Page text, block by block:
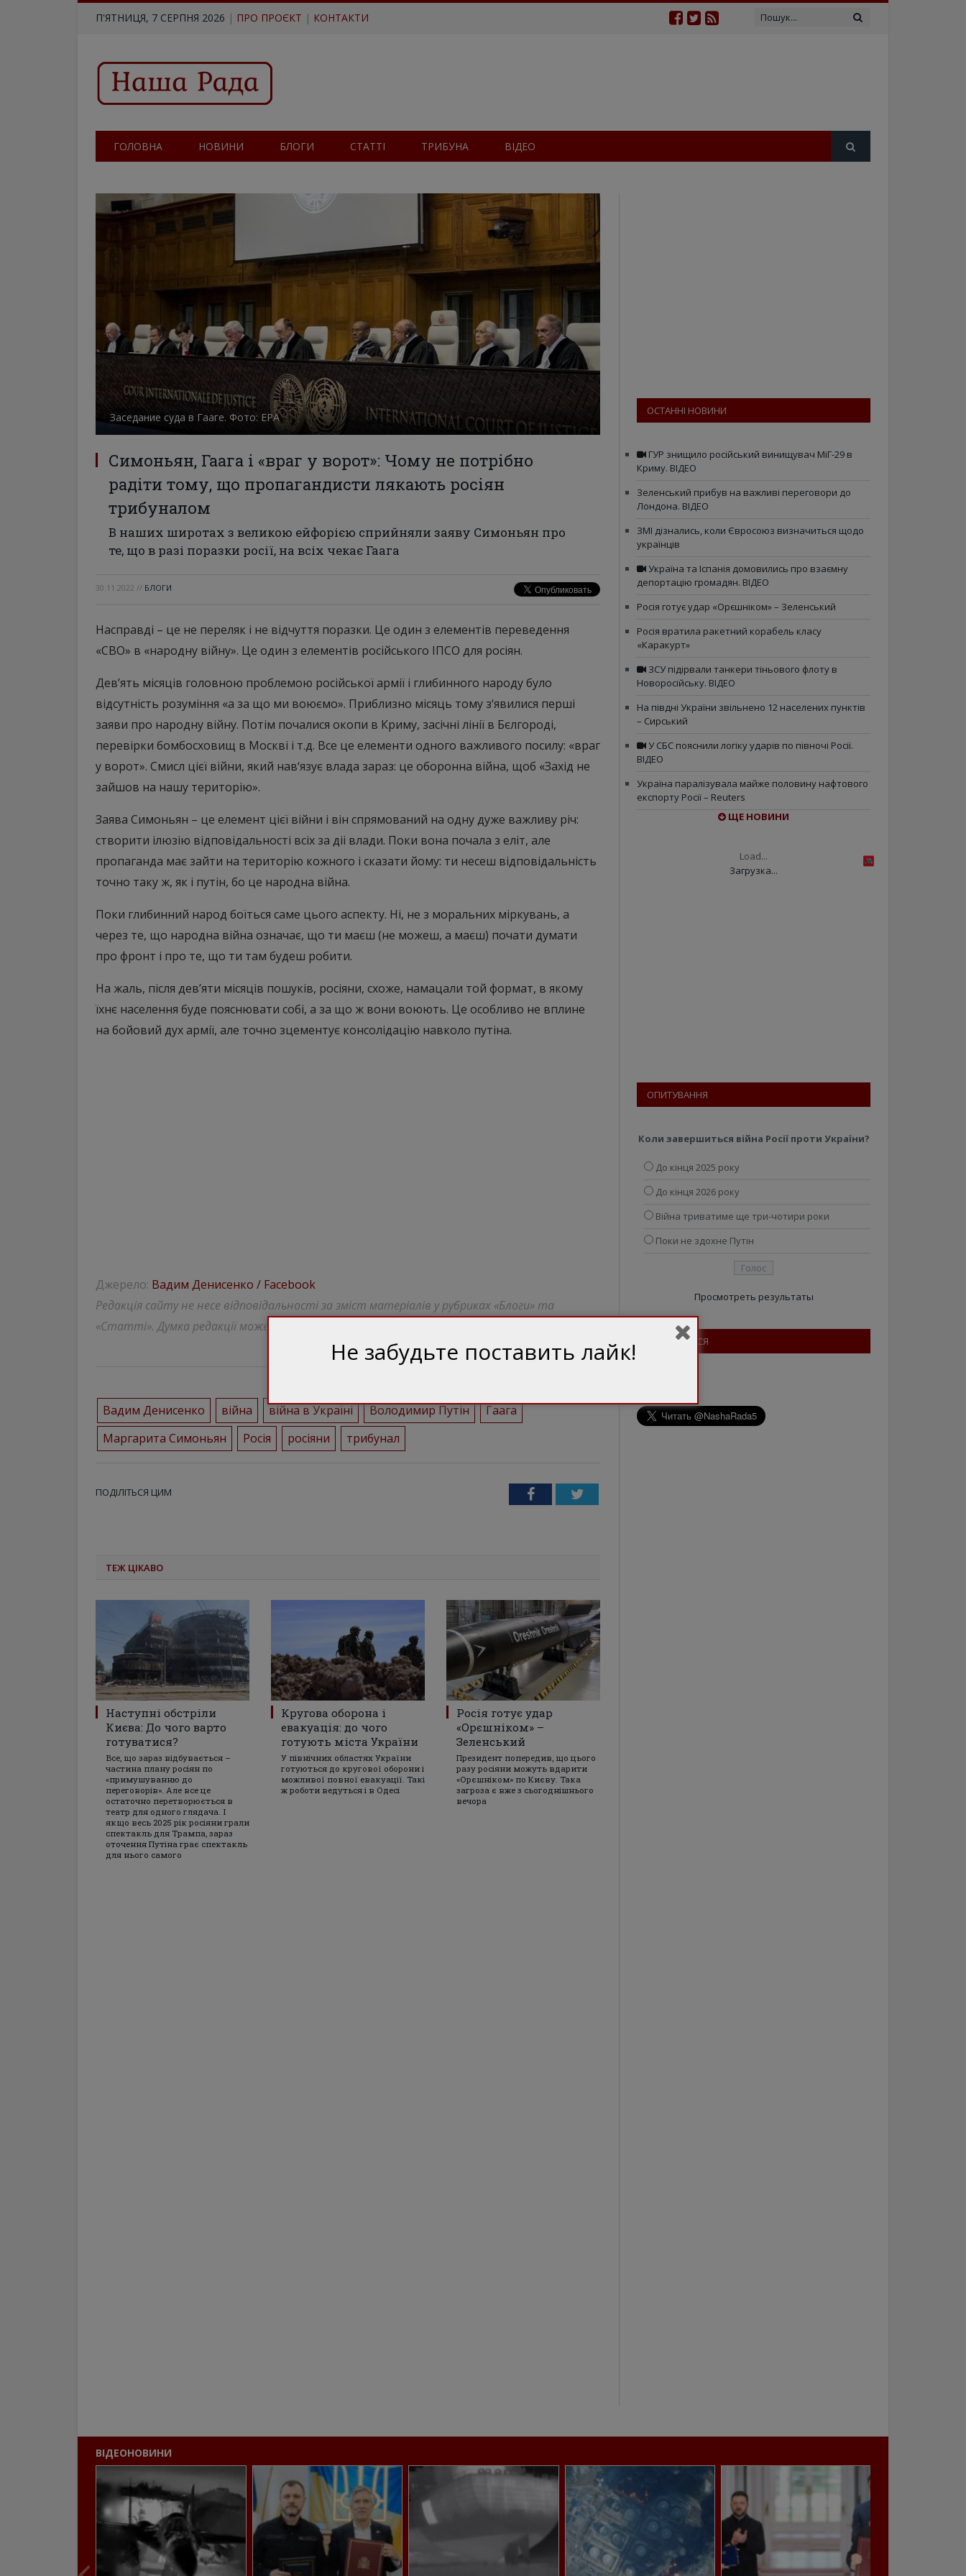
П'ЯТНИЦЯ, 7 СЕРПНЯ 2026 | ПРО ПРОЄКТ | КОНТАКТИ
ГОЛОВНА НОВИНИ БЛОГИ СТАТТІ ТРИБУНА ВІДЕО
Заседание суда в Гааге. Фото: ЕРА
Симоньян, Гаага і «враг у ворот»: Чому не потрібно
радіти тому, що пропагандисти лякають росіян
трибуналом
В наших широтах з великою ейфорією сприйняли заяву Симоньян про
те, що в разі поразки росії, на всіх чекає Гаага
30.11.2022 // БЛОГИ
Насправді – це не переляк і не відчуття поразки. Це один з елементів переведення
«СВО» в «народну війну». Це один з елементів російського ІПСО для росіян.
Дев’ять місяців головною проблемою російської армії і глибинного народу було
відсутність розуміння «а за що ми воюємо». Приблизно місяць тому з‘явилися перші
заяви про народну війну. Потім почалися окопи в Криму, засічні лінії в Бєлгороді,
перевірки бомбосховищ в Москві і т.д. Все це елементи одного важливого посилу: «враг
у ворот». Смисл цієї війни, який нав‘язує влада зараз: це оборонна війна, щоб «Захід не
зайшов на нашу територію».
Заява Симоньян – це елемент цієї війни і він спрямований на одну дуже важливу річ:
створити ілюзію відповідальності всіх за діі влади. Поки вона почала з еліт, але
пропаганда має зайти на територію кожного і сказати йому: ти несеш відповідальність
точно таку ж, як і путін, бо це народна війна.
Поки глибинний народ боїться саме цього аспекту. Ні, не з моральних міркувань, а
через те, що народна війна означає, що ти маєш (не можеш, а маєш) почати думати
про фронт і про те, що ти там будеш робити.
На жаль, після дев’яти місяців пошуків, росіяни, схоже, намацали той формат, в якому
їхнє населення буде пояснювати собі, а за що ж вони воюють. Це особливо не вплине
на бойовий дух армії, але точно зцементує консолідацію навколо путіна.
Джерело: Вадим Денисенко / Facebook
Редакція сайту не несе відповідальності за зміст матеріалів у рубриках «Блоги» та
«Статті». Думка редакції може відрізнятись від авторської.
Вадим Денисенко війна війна в Україні Володимир Путін
Гаага
Маргарита Симоньян
Росія росіяни трибунал
ПОДІЛІТЬСЯ ЦИМ FacebookTwitter
ТЕЖ ЦІКАВО
Наступні обстріли
Києва: До чого варто
готуватися?
Все, що зараз відбувається –
частина плану росіян по
«примушуванню до
переговорів». Але все це
остаточно перетворюється в
театр для одного глядача. І
якщо весь 2025 рік росіяни грали
спектакль для Трампа, зараз
оточення Путіна грає спектакль
для нього самого
Кругова оборона і
евакуація: до чого
готують міста України
У північних областях України
готуються до кругової оборони і
можливої повної евакуації. Такі
ж роботи ведуться і в Одесі
Росія готує удар
«Орєшніком» –
Зеленський
Президент попередив, що цього
разу росіяни можуть вдарити
«Орєшніком» по Києву. Така
загроза є вже з сьогоднішнього
вечора
ОСТАННІ НОВИНИ
ГУР знищило російський винищувач МіГ-29 в
Криму. ВІДЕО
Зеленський прибув на важливі переговори до
Лондона. ВІДЕО
ЗМІ дізнались, коли Євросоюз визначиться щодо
українців
Україна та Іспанія домовились про взаємну
депортацію громадян. ВІДЕО
Росія готує удар «Орєшніком» – Зеленський
Росія вратила ракетний корабель класу
«Каракурт»
ЗСУ підірвали танкери тіньового флоту в
Новоросійську. ВІДЕО
На півдні України звільнено 12 населених пунктів
– Сирський
У СБС пояснили логіку ударів по півночі Росії.
ВІДЕО
Україна паралізувала майже половину нафтового
експорту Росії – Reuters
ЩЕ НОВИНИ
Load...
Загрузка...
ОПИТУВАННЯ
Коли завершиться війна Росії проти України?
До кінця 2025 року
До кінця 2026 року
Війна триватиме ще три-чотири роки
Поки не здохне Путін
Просмотреть результаты
ПІДПИШІТЬСЯ
ВІДЕОНОВИНИ
Не забудьте поставить лайк!